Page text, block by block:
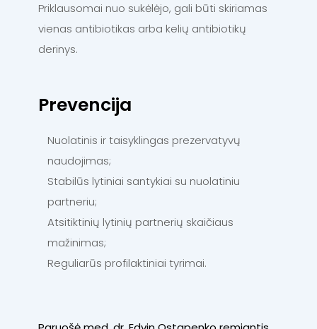
Priklausomai nuo sukėlėjo, gali būti skiriamas
vienas antibiotikas arba kelių antibiotikų
derinys.
Prevencija
Nuolatinis ir taisyklingas prezervatyvų
naudojimas;
Stabilūs lytiniai santykiai su nuolatiniu
partneriu;
Atsitiktinių lytinių partnerių skaičiaus
mažinimas;
Reguliarūs profilaktiniai tyrimai.